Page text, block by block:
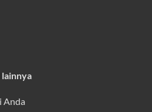
lainnya
Anda